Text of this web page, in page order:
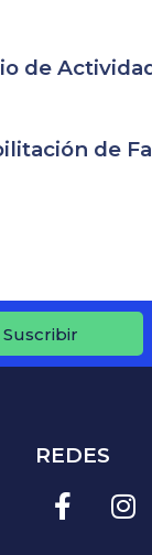
de
de
Suscribir
REDES